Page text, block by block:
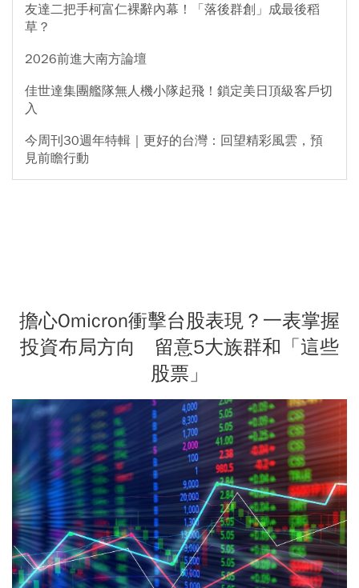
友達二把手柯富仁裸辭內幕！「落後群創」成最後稻
草？
2026前進大南方論壇
佳世達集團艦隊無人機小隊起飛！鎖定美日頂級客戶切
入
今周刊30週年特輯｜更好的台灣：回望精彩風雲，預
見前瞻行動
擔心Omicron衝擊台股表現？一表掌握
投資布局方向 留意5大族群和「這些
股票」